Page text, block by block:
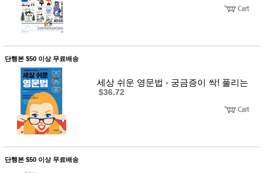
단행본 $50 이상 무료배송
세상 쉬운 영문법 - 궁금증이 싹! 풀리는
$36.72
단행본 $50 이상 무료배송